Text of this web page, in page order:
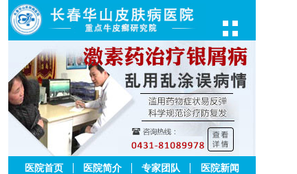
医院首页 医院简介 专家团队
医院新闻